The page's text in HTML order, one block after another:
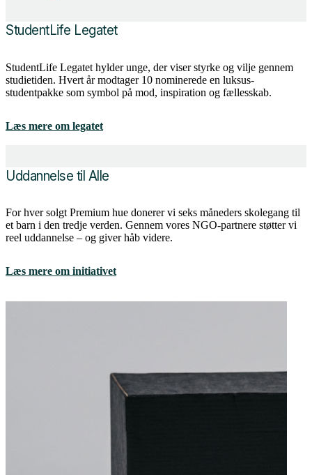
StudentLife Legatet
StudentLife Legatet hylder unge, der viser styrke og vilje gennem
studietiden. Hvert år modtager 10 nominerede en luksus-
studentpakke som symbol på mod, inspiration og fællesskab.
Læs mere om legatet
Uddannelse til Alle
For hver solgt Premium hue donerer vi seks måneders skolegang til
et barn i den tredje verden. Gennem vores NGO-partnere støtter vi
reel uddannelse – og giver håb videre.
Læs mere om initiativet